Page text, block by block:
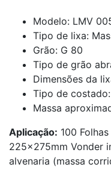
Modelo: LMV
Tipo de lixa:
Grão: G 80
Tipo de grão
Dimensões da
Tipo de
Massa
Aplicação: 100
225x275mm Vonder
alvenaria (massa